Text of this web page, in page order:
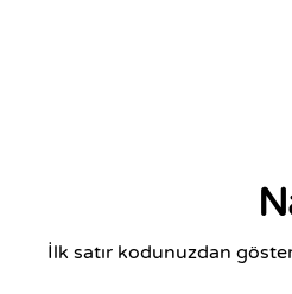
İlk satır kodunuzdan